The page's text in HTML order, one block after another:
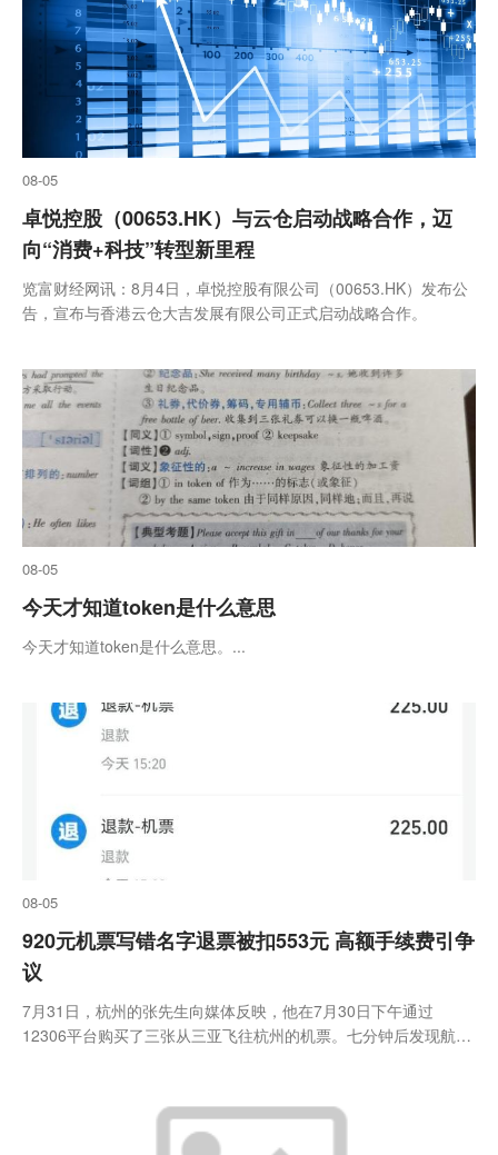
08-05
卓悦控股（00653.HK）与云仓启动战略合作，迈
向“消费+科技”转型新里程
览富财经网讯：8月4日，卓悦控股有限公司（00653.HK）发布公
告，宣布与香港云仓大吉发展有限公司正式启动战略合作。
08-05
今天才知道token是什么意思
今天才知道token是什么意思。...
08-05
920元机票写错名字退票被扣553元 高额手续费引争
议
7月31日，杭州的张先生向媒体反映，他在7月30日下午通过
12306平台购买了三张从三亚飞往杭州的机票。七分钟后发现航班